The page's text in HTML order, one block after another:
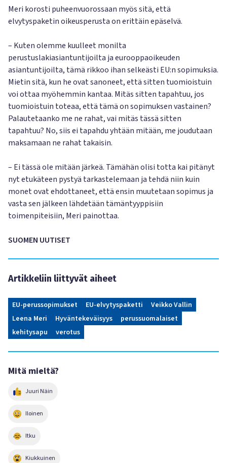
Meri korosti puheenvuorossaan myös sitä, että
elvytyspaketin oikeusperusta on erittäin epäselvä.
– Kuten olemme kuulleet monilta
perustuslakiasiantuntijoilta ja eurooppaoikeuden
asiantuntijoilta, tämä rikkoo ihan selkeästi EU:n sopimuksia.
Mietin sitä, kun he ovat sanoneet, että sitten tuomioistuin
voi ottaa myöhemmin kantaa. Mitäs sitten tapahtuu, jos
tuomioistuin toteaa, että tämä on sopimuksen vastainen?
Palautetaanko me ne rahat, vai mitäs tässä sitten
tapahtuu? No, siis ei tapahdu yhtään mitään, me joudutaan
maksamaan ne rahat takaisin.
– Ei tässä ole mitään järkeä. Tämähän olisi totta kai pitänyt
nyt etukäteen pystyä tarkastelemaan ja tehdä niin kuin
monet ovat ehdottaneet, että ensin muutetaan sopimus ja
vasta sen jälkeen lähdetään tämäntyyppisiin
toimenpiteisiin, Meri painottaa.
SUOMEN UUTISET
Artikkeliin liittyvät aiheet
EU-perussopimukset EU-elvytyspaketti
Veikko Vallin
Leena Meri
Hyväntekeväisyys
perussuomalaiset
kehitysapu
verotus
Mitä mieltä?
Juuri Näin
Iloinen
Itku
Kiukkuinen